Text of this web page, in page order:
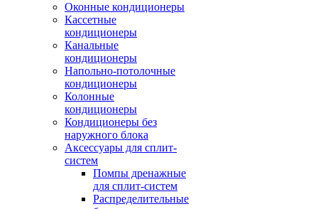
Оконные кондиционеры
Кассетные
кондиционеры
Канальные
кондиционеры
Напольно-потолочные
кондиционеры
Колонные
кондиционеры
Кондиционеры без
наружного блока
Аксессуары для сплит-
систем
Помпы дренажные
для сплит-систем
Распределительные